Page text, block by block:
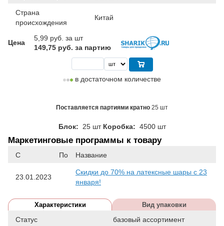
Страна
происхождения
Китай
Цена
5,99 руб. за шт
149,75 руб. за партию
в достаточном количестве
Поставляется партиями кратно 25 шт
Блок: 25 шт Коробка: 4500 шт
Маркетинговые программы к товару
С По Название
23.01.2023
Скидки до 70% на латексные шары с 23
января!
Характеристики Вид упаковки
Статус базовый ассортимент